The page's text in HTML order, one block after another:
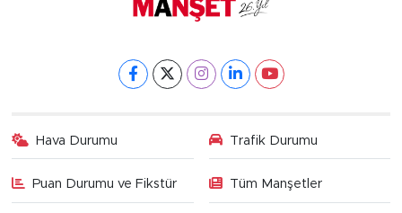
Hava Durumu Trafik Durumu
Puan Durumu ve Fikstür Tüm Manşetler